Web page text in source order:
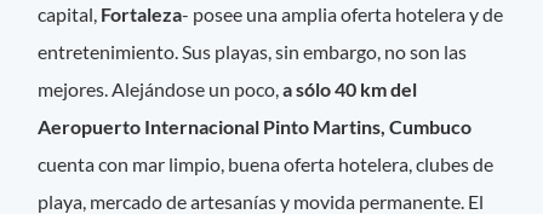
capital, Fortaleza- posee una amplia oferta hotelera y de
entretenimiento. Sus playas, sin embargo, no son las
mejores. Alejándose un poco,a sólo 40 km del
Aeropuerto Internacional Pinto Martins, Cumbuco
cuenta con mar limpio, buena oferta hotelera, clubes de
playa, mercado de artesanías y movida permanente. El